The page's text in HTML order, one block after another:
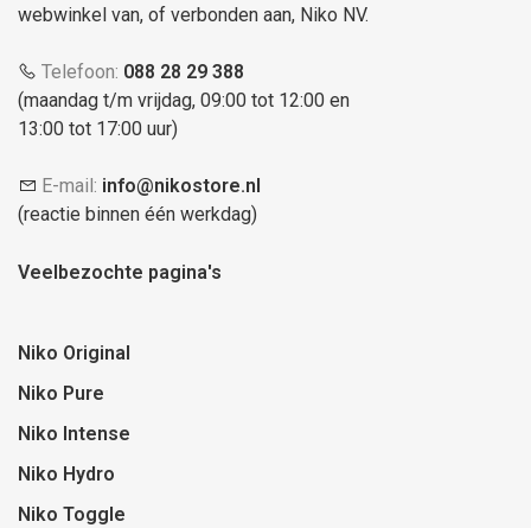
webwinkel van, of verbonden aan, Niko NV.
Telefoon: 088 28 29 388
(maandag t/m vrijdag, 09:00 tot 12:00 en
13:00 tot 17:00 uur)
E-mail: info@nikostore.nl
(reactie binnen één werkdag)
Veelbezochte pagina's
Niko Original
Niko Pure
Niko Intense
Niko Hydro
Niko Toggle